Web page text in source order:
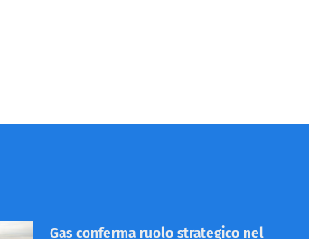
Gas conferma ruolo strategico nel